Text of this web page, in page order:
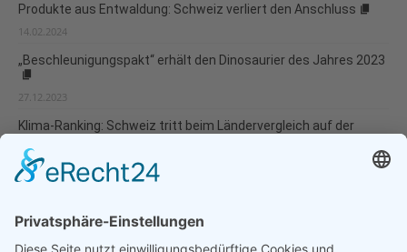
Produkte aus Entwaldung: Schweiz verliert den Anschluss
14.02.2024
„Beschleunigungspakt“ erhält den Dinosaurier des Jahres 2023
27.12.2023
Klima-Ranking: Schweiz tritt beim Ländervergleich auf der
08.12.2023